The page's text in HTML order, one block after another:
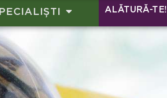
ALĂTURĂ-TE!